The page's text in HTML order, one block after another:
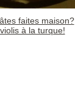
faites maison?
à la turque!